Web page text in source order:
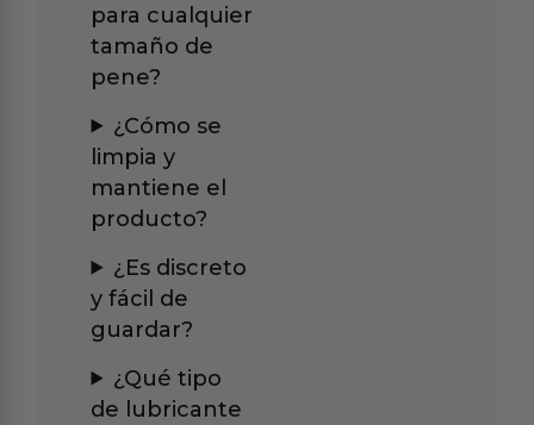
para cualquier
tamaño de
pene?
¿Cómo se
limpia y
mantiene el
producto?
¿Es discreto
y fácil de
guardar?
¿Qué tipo
de lubricante